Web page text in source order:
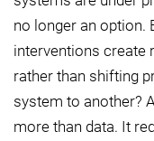
no longer an option.
interventions create
rather than shifting
system to another?
more than data. It